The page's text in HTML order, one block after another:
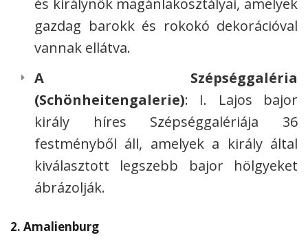
gazdag barokk és rokokó dekorációval
vannak ellátva.
A Szépséggaléria
(Schönheitengalerie): I. Lajos bajor
király híres Szépséggalériája 36
festményből áll, amelyek a király által
kiválasztott legszebb bajor hölgyeket
ábrázolják.
2. Amalienburg